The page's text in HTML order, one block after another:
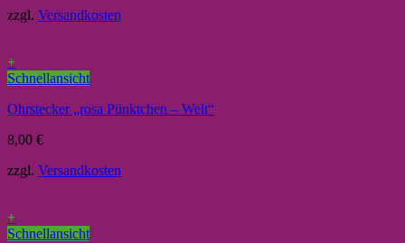
zzgl. Versandkosten
+
Schnellansicht
Ohrstecker „rosa Pünktchen – Welt“
8,00 €
zzgl. Versandkosten
+
Schnellansicht